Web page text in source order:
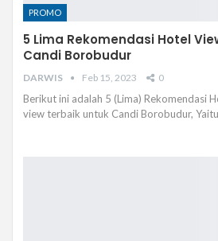
PROMO
5 Lima Rekomendasi Hotel
Candi Borobudur
DARWIS Feb 15, 2023 0
Berikut ini adalah 5 (Lima) Rekomendasi
view terbaik untuk Candi Borobudur,